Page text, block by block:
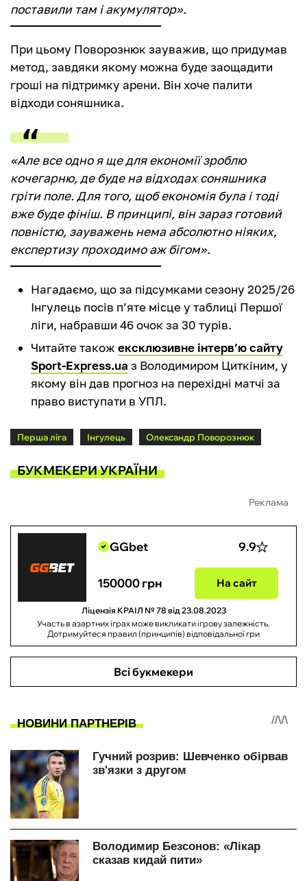
поставили там і акумулятор».
При цьому Поворознюк зауважив, що придумав
метод, завдяки якому можна буде заощадити
гроші на підтримку арени. Він хоче палити
відходи соняшника.
«Але все одно я ще для економії зроблю
кочегарню, де буде на відходах соняшника
гріти поле. Для того, щоб економія була і тоді
вже буде фініш. В принципі, він зараз готовий
повністю, зауважень нема абсолютно ніяких,
експертизу проходимо аж бігом».
Нагадаємо, що за підсумками сезону 2025/26
Інгулець посів п’яте місце у таблиці Першої
ліги, набравши 46 очок за 30 турів.
Читайте також ексклюзивне інтерв’ю сайту
Sport-Express.ua з Володимиром Циткіним, у
якому він дав прогноз на перехідні матчі за
право виступати в УПЛ.
Перша ліга Інгулець Олександр Поворознюк
БУКМЕКЕРИ УКРАЇНИ
Реклама
GGbet 9.9
150000 грн На сайт
Ліцензія КРАІЛ № 78 від 23.08.2023
Участь в азартних іграх може викликати ігрову залежність.
Дотримуйтеся правил (принципів) відповідальної гри
Всі букмекери